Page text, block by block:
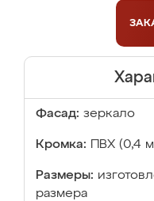
Фасад: зеркало
Кромка: ПВХ (0,4
Размеры:
размера